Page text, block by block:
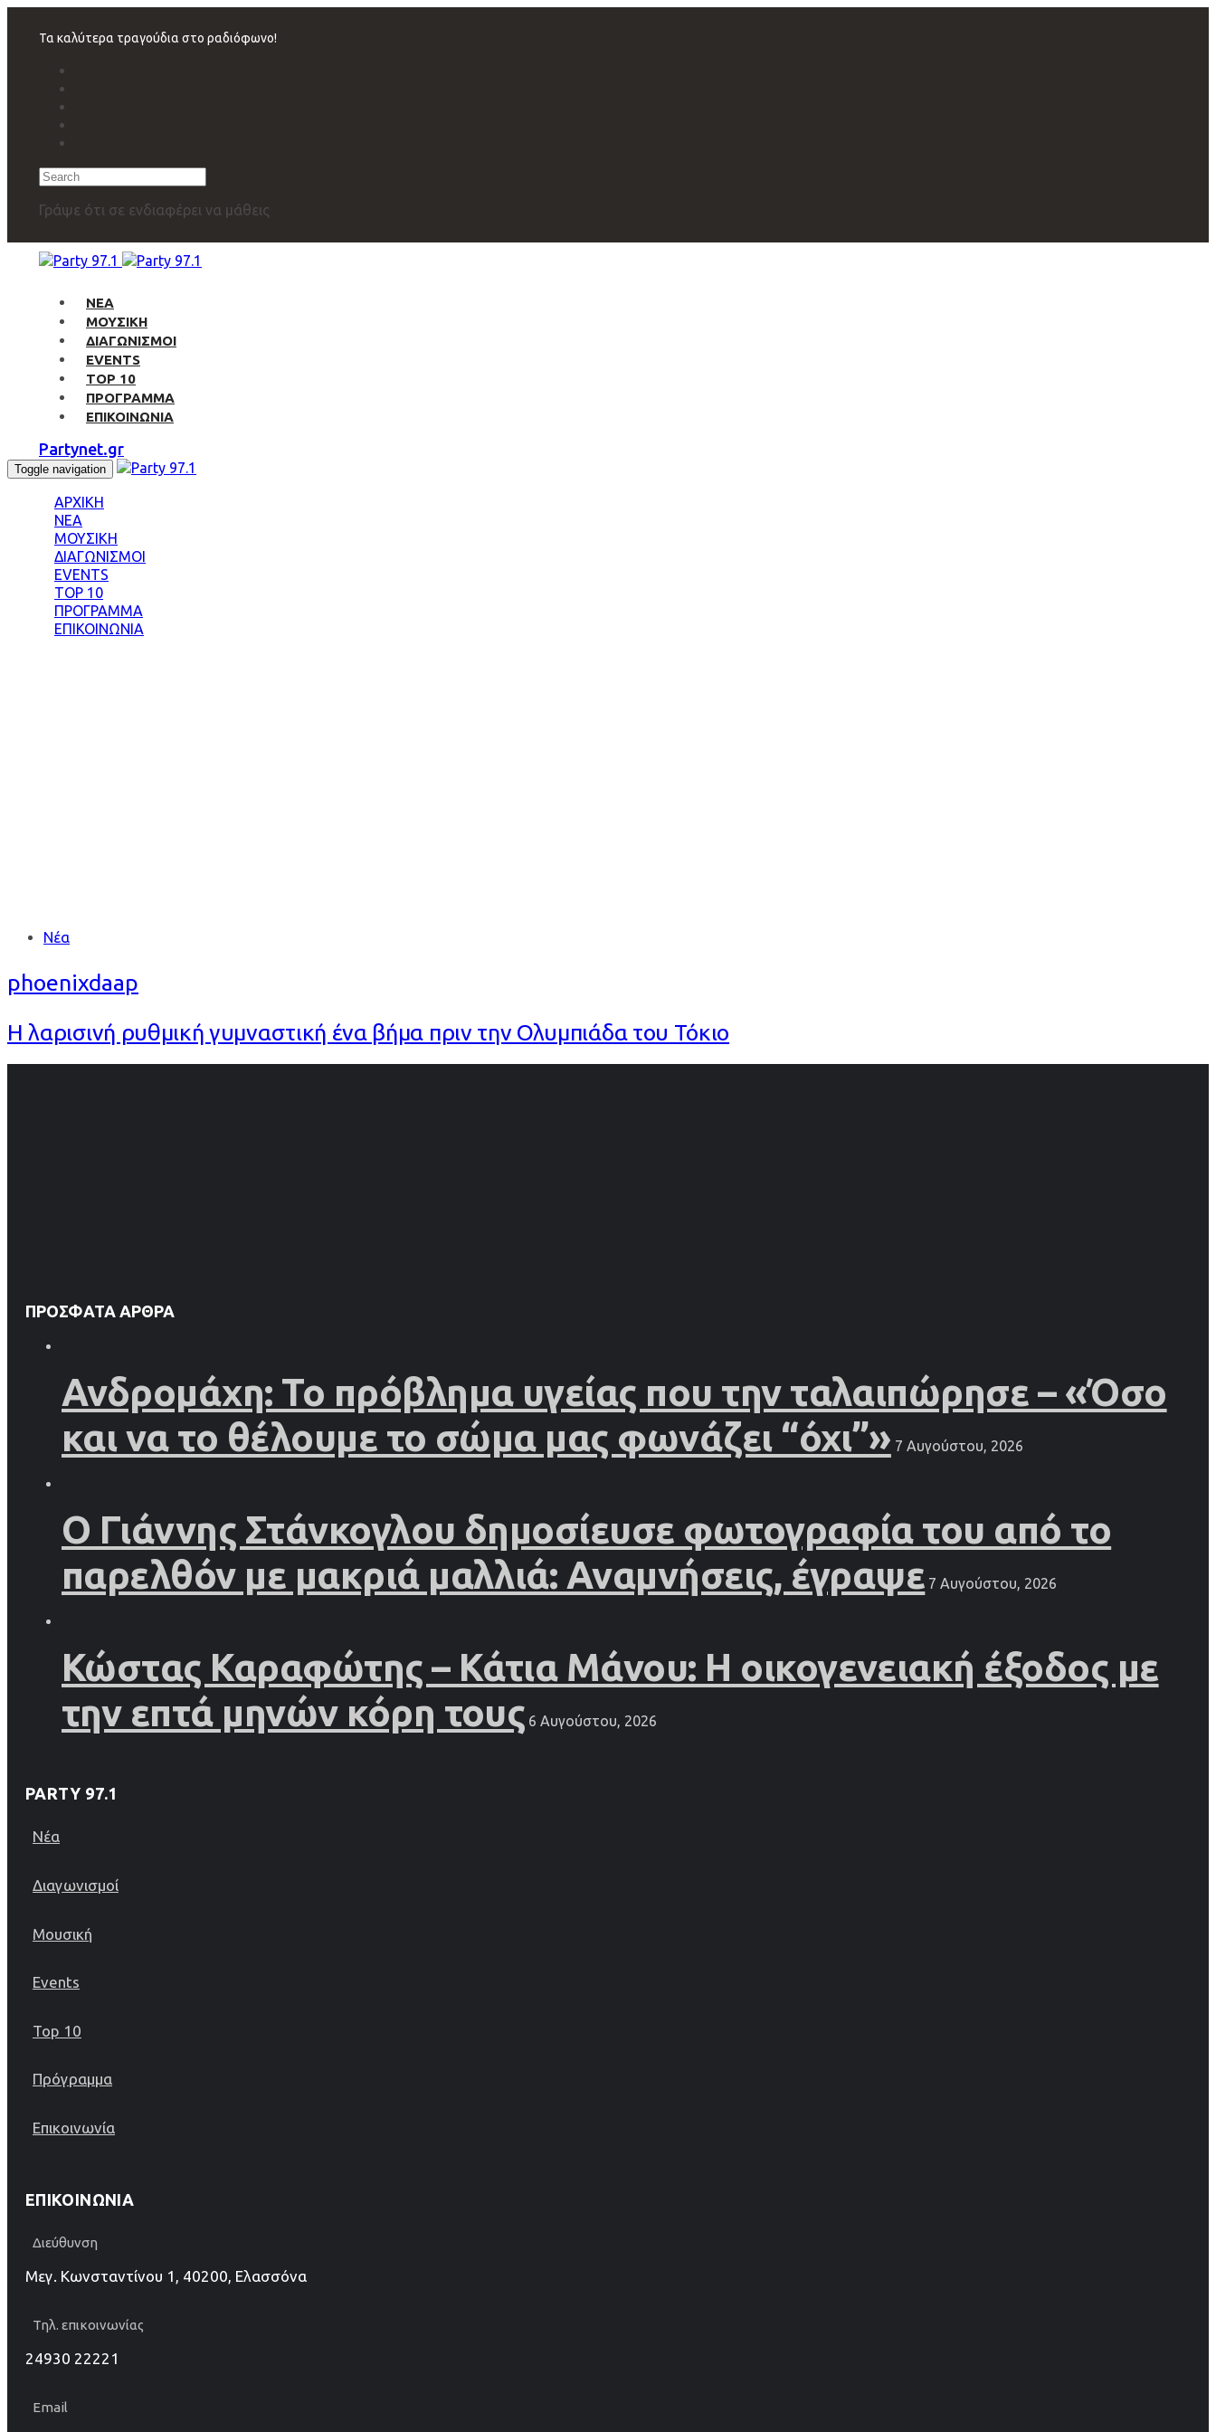
navigation
Τα καλύτερα τραγούδια στο ραδιόφωνο!
Search
Γράψε ότι σε ενδιαφέρει να μάθεις
ΝΕΑ
ΜΟΥΣΙΚΗ
ΔΙΑΓΩΝΙΣΜΟΙ
EVENTS
TOP 10
ΠΡΟΓΡΑΜΜΑ
ΕΠΙΚΟΙΝΩΝΙΑ
Partynet.gr
Toggle navigation
ΑΡΧΙΚΗ
ΝΕΑ
ΜΟΥΣΙΚΗ
ΔΙΑΓΩΝΙΣΜΟΙ
EVENTS
TOP 10
ΠΡΟΓΡΑΜΜΑ
ΕΠΙΚΟΙΝΩΝΙΑ
Tags Νέα
phoenixdaap
Η λαρισινή ρυθμική γυμναστική ένα βήμα πριν την Ολυμπιάδα του Τόκιο
ΠΡΌΣΦΑΤΑ ΆΡΘΡΑ
Ανδρομάχη: Το πρόβλημα υγείας που την ταλαιπώρησε – «Όσο
και να το θέλουμε το σώμα μας φωνάζει “όχι”» 7 Αυγούστου, 2026
Ο Γιάννης Στάνκογλου δημοσίευσε φωτογραφία του από το
παρελθόν με μακριά μαλλιά: Αναμνήσεις, έγραψε 7 Αυγούστου, 2026
Κώστας Καραφώτης – Κάτια Μάνου: Η οικογενειακή έξοδος με
την επτά μηνών κόρη τους 6 Αυγούστου, 2026
PARTY 97.1
Νέα
Διαγωνισμοί
Μουσική
Events
Top 10
Πρόγραμμα
Επικοινωνία
ΕΠΙΚΟΙΝΩΝΊΑ
Διεύθυνση
Μεγ. Κωνσταντίνου 1, 40200, Ελασσόνα
Τηλ. επικοινωνίας
24930 22221
Email